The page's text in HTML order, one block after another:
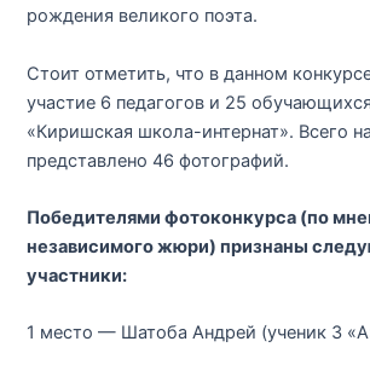
рождения великого поэта.
Стоит отметить, что в данном
участие 6 педагогов и 25
«Киришская школа-интернат». Всего
представлено 46 фотографий.
Победителями фотоконкурса (по
независимого жюри) признаны
участники:
1 место — Шатоба Андрей (ученик 3